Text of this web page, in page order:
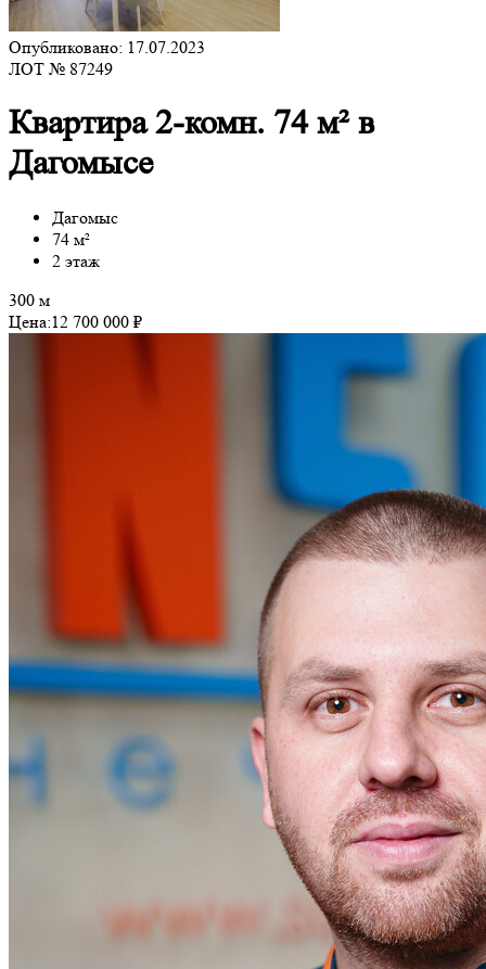
Опубликовано: 17.07.2023
ЛОТ № 87249
Квартира 2-комн. 74 м² в
Дагомысе
Дагомыс
74 м²
2 этаж
300 м
Цена:12 700 000 ₽